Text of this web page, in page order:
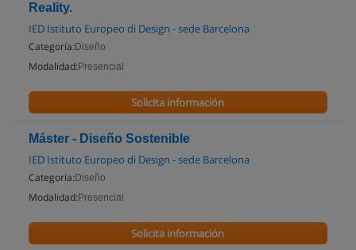
Reality.
IED Istituto Europeo di Design - sede Barcelona
Categoría: Diseño
Modalidad: Presencial
Solicita información
Máster - Diseño Sostenible
IED Istituto Europeo di Design - sede Barcelona
Categoría: Diseño
Modalidad: Presencial
Solicita información